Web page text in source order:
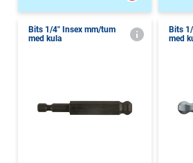
Bits 1/4" Insex mm/tum
med kula
Bits
med